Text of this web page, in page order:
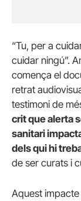
“Tu, per a
cuidar ningú”.
comença el
retrat
testimoni de
critque alerta
sanitari
dels qui hi
de ser curats i
Aquest